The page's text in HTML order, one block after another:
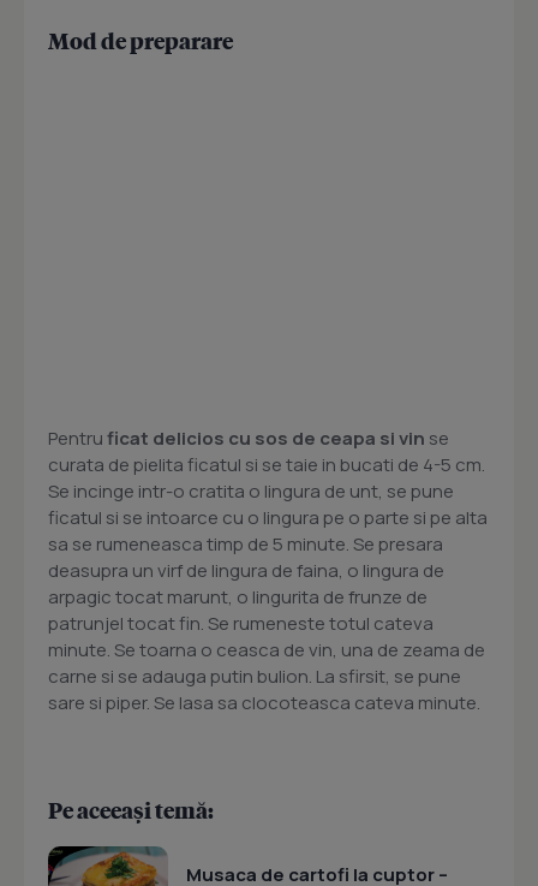
Mod de preparare
Pentruficat delicios cu sos de ceapa si vin se
curata de pielita ficatul si se taie in bucati de 4-5 cm.
Se incinge intr-o cratita o lingura de unt, se pune
ficatul si se intoarce cu o lingura pe o parte si pe alta
sa se rumeneasca timp de 5 minute. Se presara
deasupra un virf de lingura de faina, o lingura de
arpagic tocat marunt, o lingurita de frunze de
patrunjel tocat fin. Se rumeneste totul cateva
minute. Se toarna o ceasca de vin, una de zeama de
carne si se adauga putin bulion. La sfirsit, se pune
sare si piper. Se lasa sa clocoteasca cateva minute.
Pe aceeași temă:
Musaca de cartofi la cuptor –